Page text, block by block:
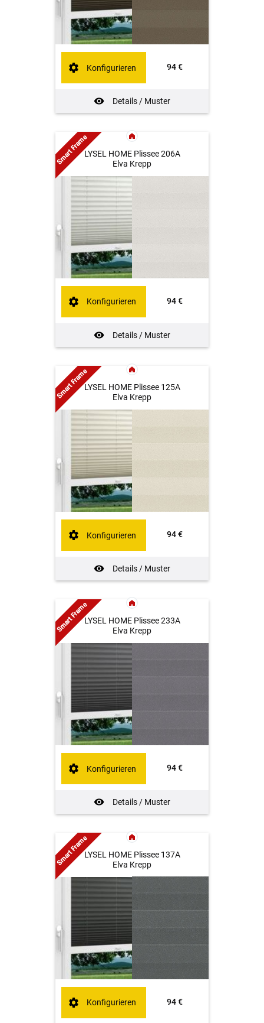
94 €
Details / Muster
Konfigurieren
LYSEL HOME Plissee 206A
Elva Krepp
94 €
Details / Muster
Konfigurieren
Smart Frame
LYSEL HOME Plissee 125A
Elva Krepp
94 €
Details / Muster
Konfigurieren
Smart Frame
LYSEL HOME Plissee 233A
Elva Krepp
94 €
Details / Muster
Konfigurieren
Smart Frame
LYSEL HOME Plissee 137A
Elva Krepp
94 €
Konfigurieren
Smart Frame